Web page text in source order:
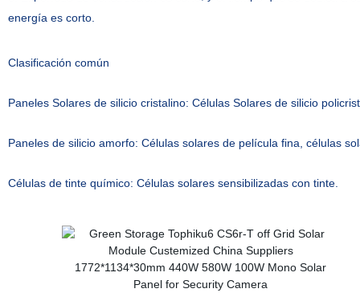
energía es corto.
Clasificación común
Paneles Solares de silicio cristalino: Células Solares de silicio
Paneles de silicio amorfo: Células solares de película fina, células
Células de tinte químico: Células solares sensibilizadas con tinte.